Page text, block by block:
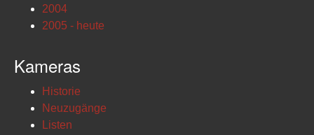
2004
2005 - heute
Kameras
Historie
Neuzugänge
Listen